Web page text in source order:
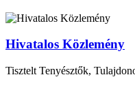
Hivatalos Közlemény
Tisztelt Tenyésztők,